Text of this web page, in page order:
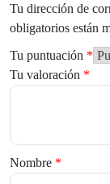
Tu dirección de
obligatorios están
Tu puntuación *
Tu valoración *
Nombre *